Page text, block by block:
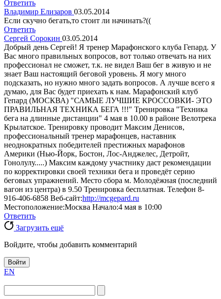
Ответить
Владимир Елизаров 03.05.2014
Если скучно бегать,то стоит ли начинать?((
Ответить
Сергей Сорокин 03.05.2014
Добрый день Сергей! Я тренер Марафонского клуба Гепард. У
Вас много правильных вопросов, вот только отвечать на них
профессионал не сможет, т.к. не видел Ваш бег в живую и не
знает Ваш настоящий беговой уровень. Я могу много
подсказать, но нужно много задать вопросов. А лучше всего я
думаю, для Вас будет приехать к нам. Марафонский клуб
Гепард (МОСКВА) "САМЫЕ ЛУЧШИЕ КРОССОВКИ- ЭТО
ПРАВИЛЬНАЯ ТЕХНИКА БЕГА !!!" Тренировка "Техника
бега на длинные дистанции" 4 мая в 10.00 в районе Велотрека
Крылатское. Тренировку проводит Максим Денисов,
профессиональный тренер марафонцев, наставник
неоднократных победителей престижных марафонов
Америки (Нью-Йорк, Бостон, Лос-Анджелес, Детройт,
Гонолулу.....) Максим каждому участнику даст рекомендации
по корректировки своей техники бега и проведёт серию
беговых упражнений. Место сбора м. Молодёжная (последний
вагон из центра) в 9.50 Тренировка бесплатная. Телефон 8-
916-406-6858 Веб-сайт:http://mcgepard.ru
Местоположение:Москва Начало:4 мая в 10:00
Ответить
Загрузить ещё
Войдите, чтобы добавить комментарий
Войти
EN